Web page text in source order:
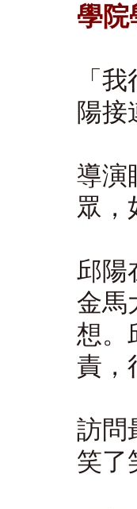
學院
「
陽接
導演
眾，
邱陽
金馬
想。
責，
訪問
笑了